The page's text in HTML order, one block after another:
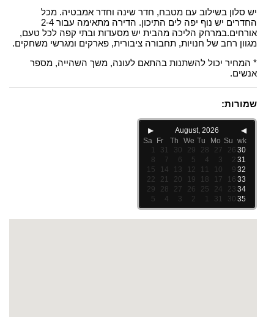
יש סלון בשילוב עם מטבח, חדר שינה וחדר אמבטיה. מכל
החדרים יש נוף יפה לים התיכון. הדירה מתאימה עבור 2-4
אורחים.במרחק הליכה מהבית יש מסעדות ובתי קפה לכל טעם,
מגוון רחב של חנויות, תחבורה ציבורית, פארקים ומגרשי משחקים.
* המחיר יכול להשתנות בהתאם לעונה, משך השהייה, מספר
אנשים.
שמורות:
◀
August, 2026
▶
wk
Su
Mo
Tu
We
Th
Fr
Sa
30
26
27
28
29
30
31
1
31
2
3
4
5
6
7
8
32
9
10
11
12
13
14
15
33
16
17
18
19
20
21
22
34
23
24
25
26
27
28
29
35
30
31
1
2
3
4
5